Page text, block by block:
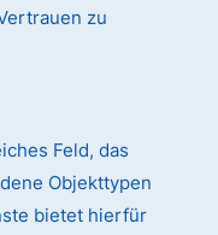
zu
Feld, das
Objekttypen
bietet hierfür